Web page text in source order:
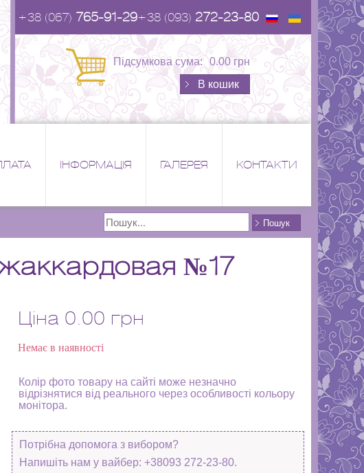
+38 (067) 765-91-29+38 (093) 272-23-80
Підсумкова сума: 0.00 грн
В кошик
ІНФОРМАЦІЯ ГАЛЕРЕЯ КОНТАКТИ
Поиск
Пошук
№17
Ціна 0.00 грн
Немає в наявності
Колір фото товару на сайті може незначно
відрізнятися від реального через особливості кольору
монітора.
Потрібна допомога з вибором?
Напишіть нам у вайбер: +38093 272-23-80.